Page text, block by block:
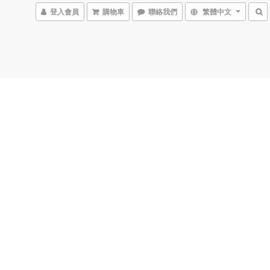
登入會員 購物車 聯絡我們 繁體中文